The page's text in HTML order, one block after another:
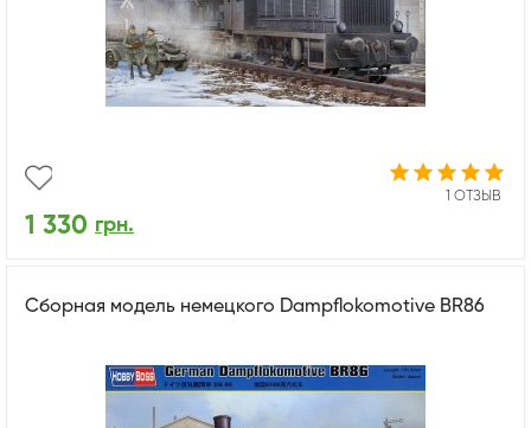
1 ОТЗЫВ
1 330 грн.
Сборная модель немецкого Dampflokomotive BR86